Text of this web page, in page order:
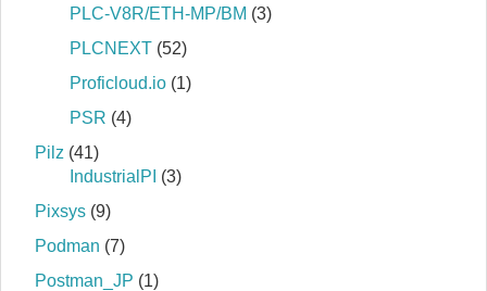
PLC-V8R/ETH-MP/BM (3)
PLCNEXT (52)
Proficloud.io (1)
PSR (4)
Pilz (41)
IndustrialPI (3)
Pixsys (9)
Podman (7)
Postman_JP (1)